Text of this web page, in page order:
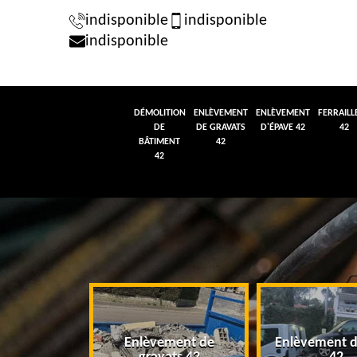
indisponible
indisponible
indisponible
DÉMOLITION
DE
BÂTIMENT
42
ENLÈVEMENT
DE GRAVATS
42
ENLÈVEMENT
D'ÉPAVE 42
42
Enlèvement de
Enlèvement